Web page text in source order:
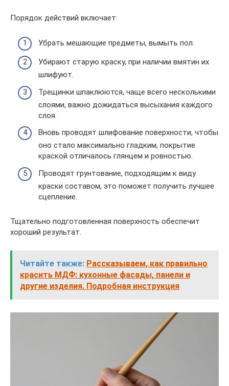
Порядок действий включает:
Убрать мешающие предметы, вымыть пол.
Убирают старую краску, при наличии вмятин их
шлифуют.
Трещинки шпаклюются, чаще всего несколькими
слоями, важно дожидаться высыхания каждого
слоя.
Вновь проводят шлифование поверхности, чтобы
оно стало максимально гладким, покрытие
краской отличалось глянцем и ровностью.
Проводят грунтование, подходящим к виду
краски составом, это поможет получить лучшее
сцепление.
Тщательно подготовленная поверхность обеспечит
хороший результат.
Читайте также: Рассказываем, как правильно
красить МДФ: кухонные фасады, панели и
другие изделия. Подробная инструкция